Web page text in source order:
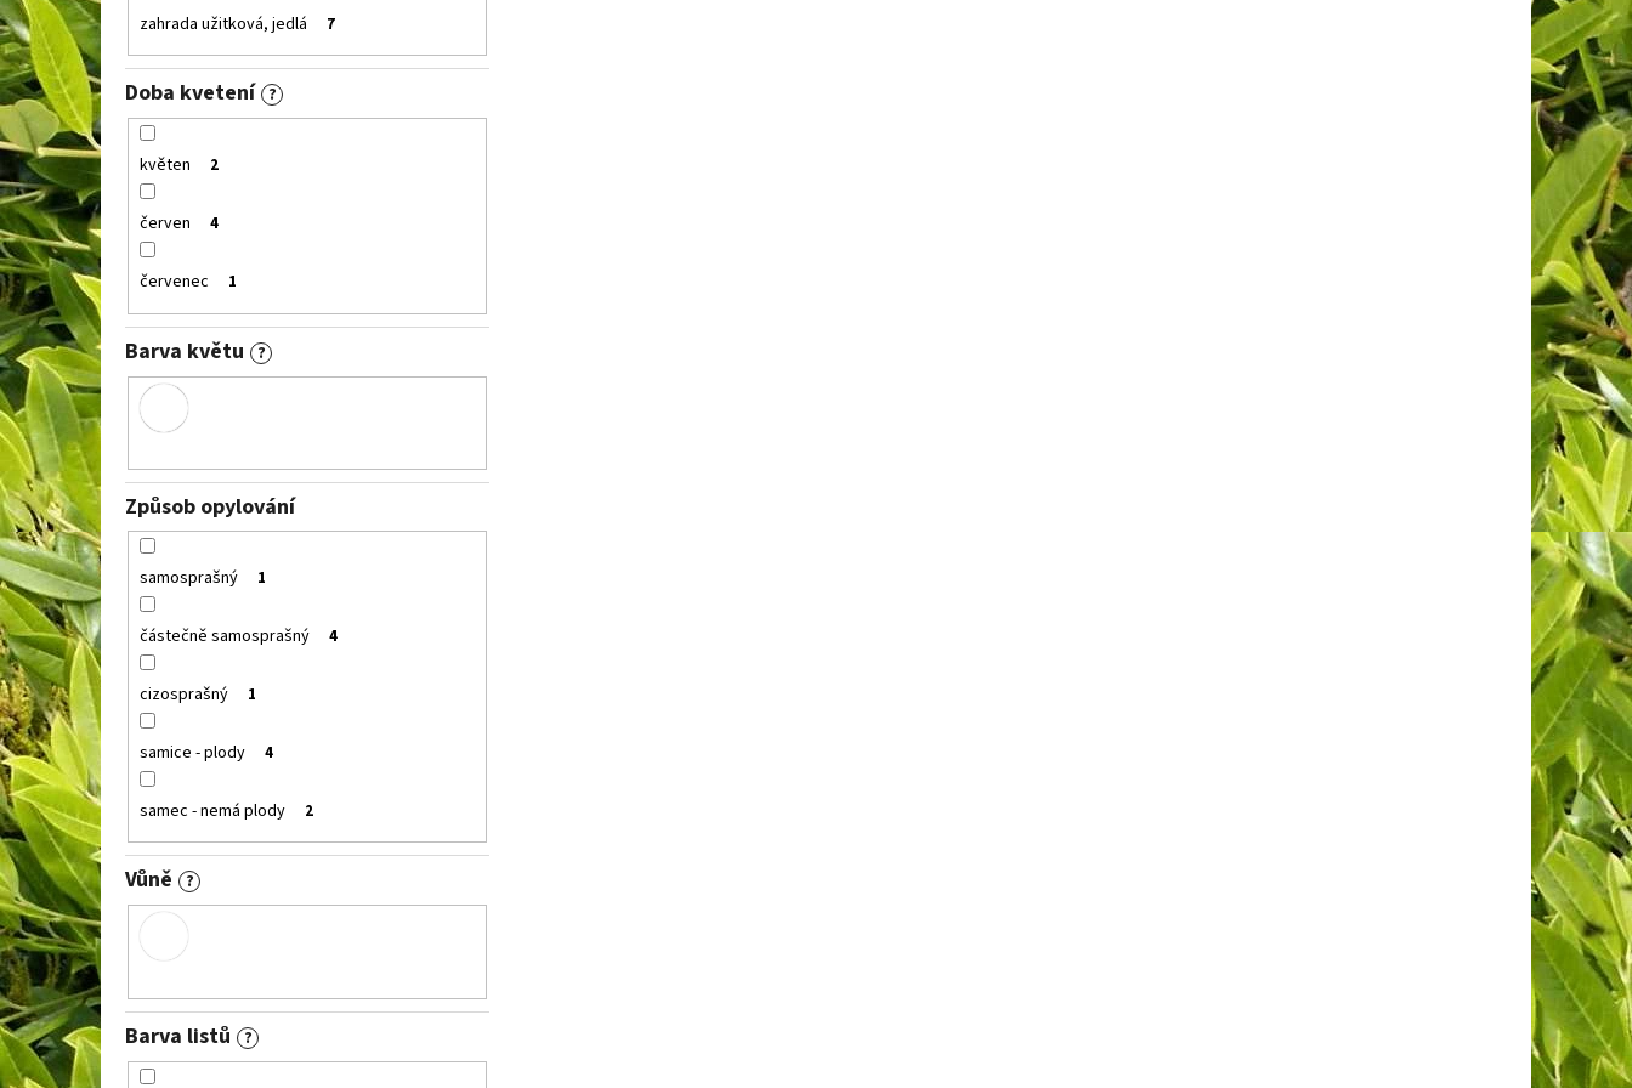
zahrada užitková, jedlá 7
Doba kvetení ?
květen 2
červen 4
červenec 1
Barva květu ?
Způsob opylování
samosprašný 1
částečně samosprašný 4
cizosprašný 1
samice - plody 4
samec - nemá plody 2
Vůně ?
Barva listů ?